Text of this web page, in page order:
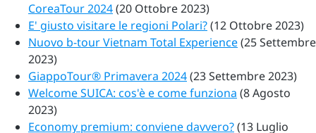
CoreaTour 2024(20 Ottobre 2023)
E' giusto visitare le regioni Polari?(12 Ottobre 2023)
Nuovo b-tour Vietnam Total Experience(25 Settembre
2023)
GiappoTour® Primavera 2024(23 Settembre 2023)
Welcome SUICA: cos'è e come funziona (8 Agosto
2023)
Economy premium: conviene davvero?(13 Luglio